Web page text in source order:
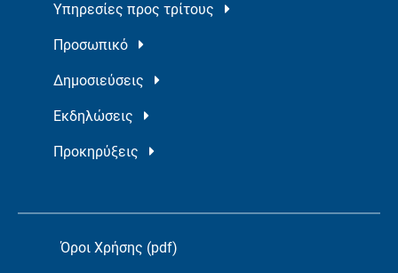
Υπηρεσίες προς τρίτους
Προσωπικό
Δημοσιεύσεις
Εκδηλώσεις
Προκηρύξεις
Όροι Χρήσης (pdf)